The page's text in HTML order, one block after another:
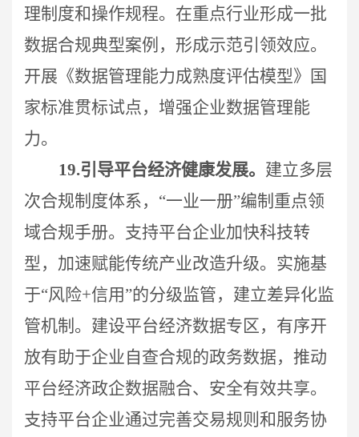
理制度和操作规程。在重点行业形成一批
数据合规典型案例，形成示范引领效应。
开展《数据管理能力成熟度评估模型》国
家标准贯标试点，增强企业数据管理能
力。
19.引导平台经济健康发展。 建立多层
次合规制度体系， “一业一册”编制重点领
域合规手册。支持平台企业加快科技转
型，加速赋能传统产业改造升级。实施基
于“风险+信用”的分级监管，建立差异化监
管机制。建设平台经济数据专区，有序开
放有助于企业自查合规的政务数据，推动
平台经济政企数据融合、安全有效共享。
支持平台企业通过完善交易规则和服务协